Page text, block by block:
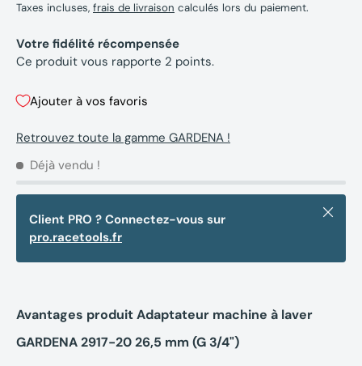
Taxes incluses, frais de livraison calculés lors du paiement.
Votre fidélité récompensée
Ce produit vous rapporte 2 points.
Ajouter à vos favoris
Retrouvez toute la gamme GARDENA !
Déjà vendu !
Client PRO ? Connectez-vous sur
pro.racetools.fr
Fermer
Avantages produit Adaptateur machine à laver
GARDENA 2917-20 26,5 mm (G 3/4")